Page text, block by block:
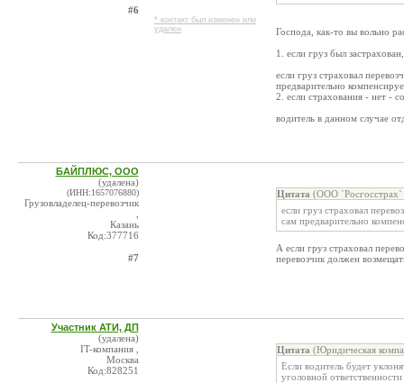
#6
* контакт был изменен или
удален
Господа, как-то вы вольно
1. если груз был
если груз страховал
предварительно
2. если страхования - нет -
водитель в данном случае
БАЙПЛЮС, ООО
(удалена)
(ИНН:1657076880)
Грузовладелец-перевозчик
Казань
Код:377716
#7
Цитата (ООО
если груз страховал
сам предварительно
А если груз страховал
перевозчик должен
Участник АТИ, ДП
(удалена)
IT-компания ,
Москва
Код:828251
Цитата (Юридическая
Если водитель будет
уголовной